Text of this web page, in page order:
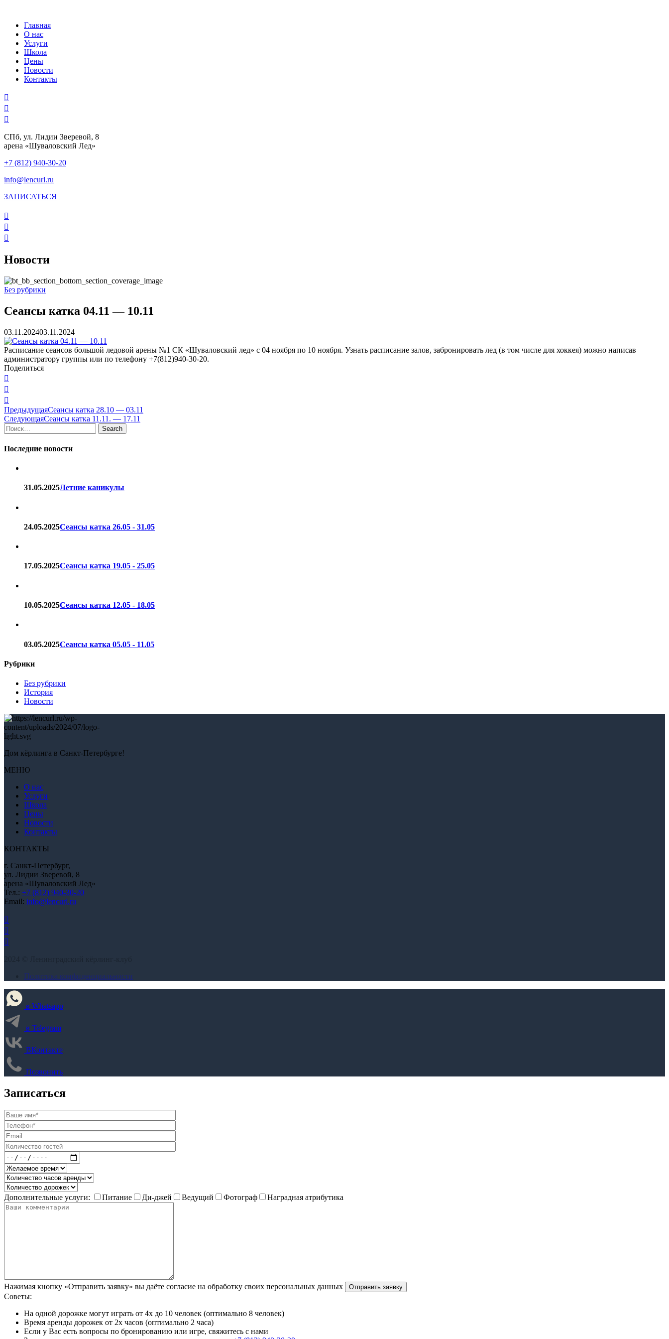
contentГлавная
О нас
Услуги
Школа
Цены
Новости
Контакты
СПб, ул. Лидии Зверевой, 8
арена «Шуваловский Лед»
+7 (812) 940-30-20
info@lencurl.ru
ЗАПИСАТЬСЯ
Новости
Без рубрики
Сеансы катка 04.11 — 10.11
03.11.202403.11.2024
Расписание сеансов большой ледовой арены №1 СК «Шуваловский лед» с 04 ноября по 10 ноября. Узнать расписание залов, забронировать лед (в том числе для хоккея) можно написав
администратору группы или по телефону +7(812)940-30-20.
Поделиться
Навигация
по
записям
ПредыдущаяСеансы катка 28.10 — 03.11
СледующаяСеансы катка 11.11. — 17.11
Найти:
Search
Последние новости
31.05.2025Летние каникулы
24.05.2025Сеансы катка 26.05 - 31.05
17.05.2025Сеансы катка 19.05 - 25.05
10.05.2025Сеансы катка 12.05 - 18.05
03.05.2025Сеансы катка 05.05 - 11.05
Рубрики
Без рубрики
История
Новости
Дом кёрлинга в Санкт-Петербурге!
МЕНЮ
О нас
Услуги
Школа
Цены
Новости
Контакты
КОНТАКТЫ
г. Санкт-Петербург,
ул. Лидии Зверевой, 8
арена «Шуваловский Лед»
Тел.: +7 (812) 940-30-20
Email: info@lencurl.ru
Политика конфиденциальности
в Whatsapp
в Telegram
ВКонтакте
Позвонить
Записаться
Дополнительные услуги: Питание Ди-джей Ведущий Фотограф Наградная атрибутика
Нажимая кнопку «Отправить заявку» вы даёте согласие на обработку своих персональных данных
Советы:
На одной дорожке могут играть от 4х до 10 человек (оптимально 8 человек)
Время аренды дорожек от 2х часов (оптимально 2 часа)
Если у Вас есть вопросы по бронированию или игре, свяжитесь с нами